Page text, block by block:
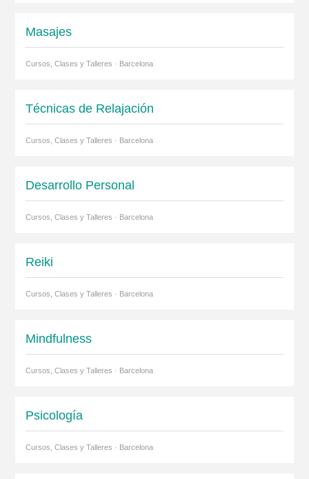
Masajes
Cursos, Clases y Talleres · Barcelona
Técnicas de Relajación
Cursos, Clases y Talleres · Barcelona
Desarrollo Personal
Cursos, Clases y Talleres · Barcelona
Reiki
Cursos, Clases y Talleres · Barcelona
Mindfulness
Cursos, Clases y Talleres · Barcelona
Psicología
Cursos, Clases y Talleres · Barcelona